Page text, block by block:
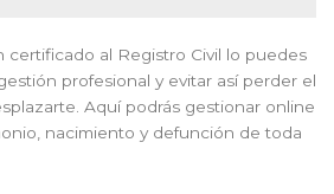
certificado al Registro Civil lo puedes
profesional y evitar así perder el
Aquí podrás gestionar online
nacimiento y defunción de toda